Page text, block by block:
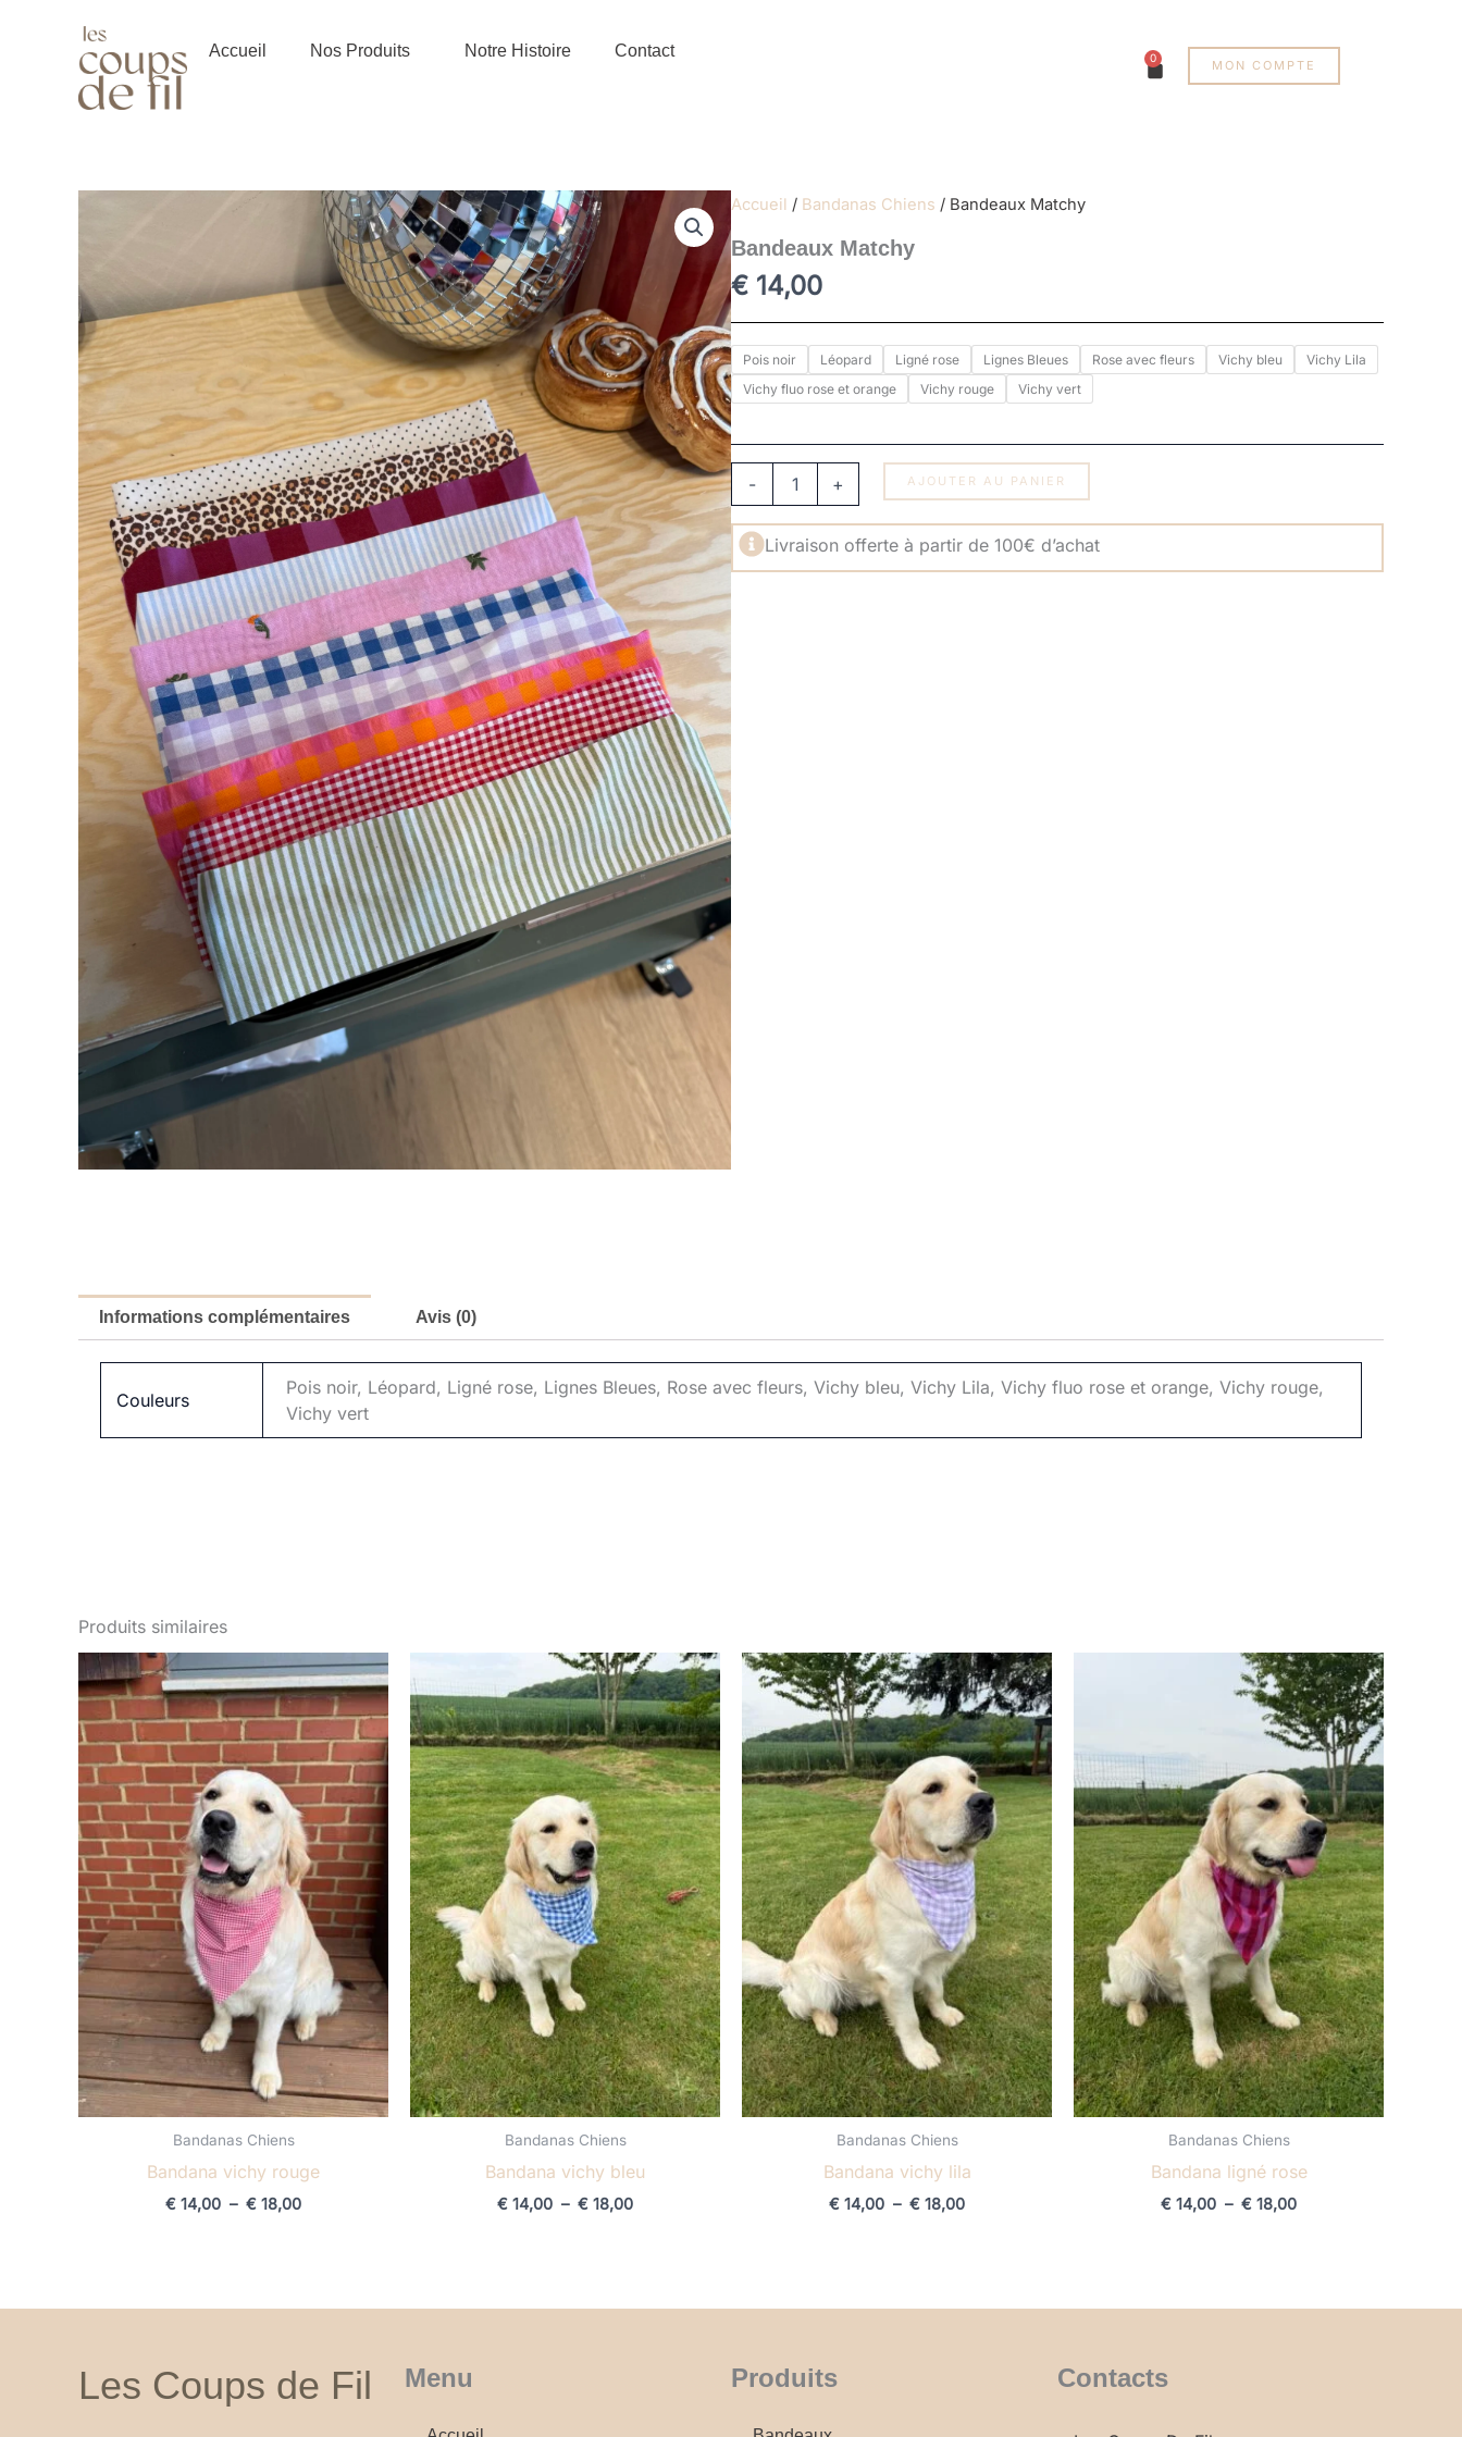
Accueil Nos Produits Notre Histoire Contact 0
Panier MON COMPTE
Accueil / Bandanas Chiens / Bandeaux Matchy
Bandeaux Matchy
€ 14,00
Pois noir Léopard Ligné rose Lignes Bleues Rose avec fleurs Vichy bleu
Vichy Lila
Vichy fluo rose et orange
Vichy rouge Vichy vert
-
quantité
de
Bandeaux
Matchy
+ AJOUTER AU PANIER
Livraison offerte à partir de 100€ d’achat
Informations complémentaires Avis (0)
Couleurs
Pois noir, Léopard, Ligné rose, Lignes Bleues, Rose avec fleurs, Vichy bleu, Vichy Lila, Vichy fluo rose et orange, Vichy rouge,
Vichy vert
Produits similaires
Bandanas Chiens
Bandana vichy rouge
€ 14,00 – € 18,00
Plage
de
prix :
€ 14,00
à
€ 18,00
Bandanas Chiens
Bandana vichy bleu
€ 14,00 – € 18,00
Plage
de
prix :
€ 14,00
à
€ 18,00
Bandanas Chiens
Bandana vichy lila
€ 14,00 – € 18,00
Plage
de
prix :
€ 14,00
à
€ 18,00
Bandanas Chiens
Bandana ligné rose
€ 14,00 – € 18,00
Plage
de
prix :
€ 14,00
à
€ 18,00
Les Coups de Fil Menu Produits Contacts